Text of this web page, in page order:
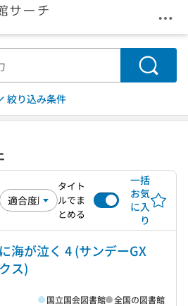
メ
検索
絞り込み条件
タイト
ルでま
とめる
一括
お気
に入
り
海が泣く 4 (サンデーGX
ス)
国立国会図書館 全国の図書館